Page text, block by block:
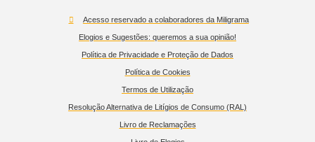
Acesso reservado a colaboradores da Miligrama
Elogios e Sugestões: queremos a sua opinião!
Política de Privacidade e Proteção de Dados
Política de Cookies
Termos de Utilização
Resolução Alternativa de Litígios de Consumo (RAL)
Livro de Reclamações